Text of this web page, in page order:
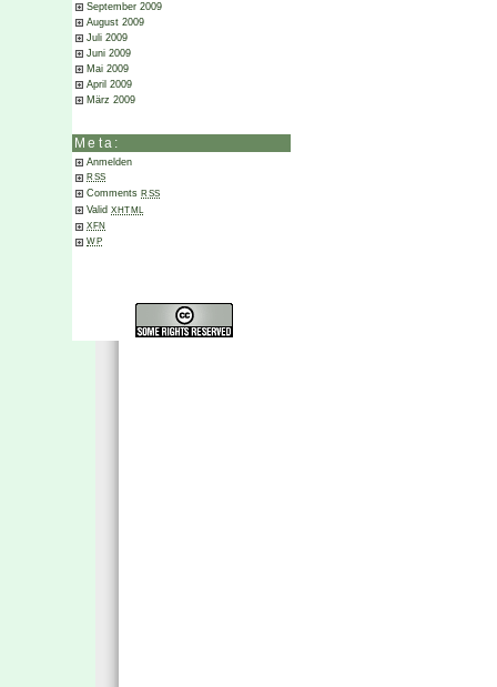
September 2009
August 2009
Juli 2009
Juni 2009
Mai 2009
April 2009
März 2009
Meta:
Anmelden
RSS
Comments RSS
Valid XHTML
XFN
WP